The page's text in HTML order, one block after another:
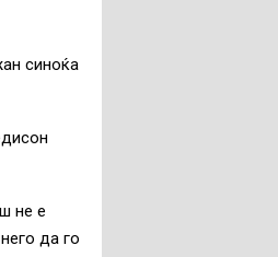
синоќа
не е
да го